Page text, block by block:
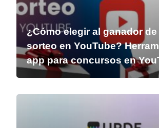
¿Cómo elegir al ganador de
sorteo en YouTube?
app para concursos en